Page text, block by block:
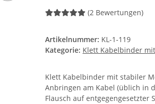
(2 Bewertungen)
Artikelnummer: KL-1-119
Kategorie: Klett Kabelbinder
Klett Kabelbinder mit stabiler
Anbringen am Kabel (üblich in
Flausch auf entgegengesetzter